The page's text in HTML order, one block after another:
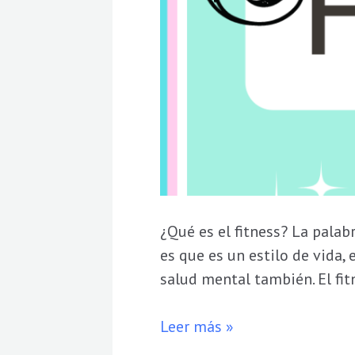
¿Qué es el fitness? La
es que es un estilo de vida,
salud mental también. El
Leer más »